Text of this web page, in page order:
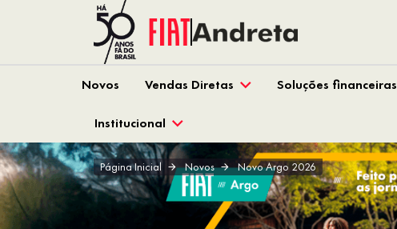
Novos Vendas Diretas Soluções financeiras
Institucional
Página Inicial Novos Novo Argo 2026